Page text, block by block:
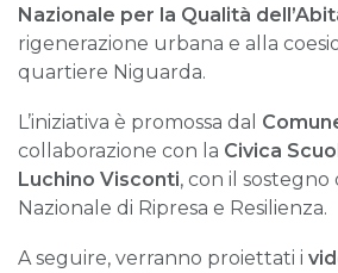
Nazionale per la Qualità
rigenerazione urbana e alla
quartiere Niguarda.
L’iniziativa è promossa dal
collaborazione con la Civica
Luchino Visconti, con il sostegno
Nazionale di Ripresa e Resilienza.
A seguire, verranno proiettati i